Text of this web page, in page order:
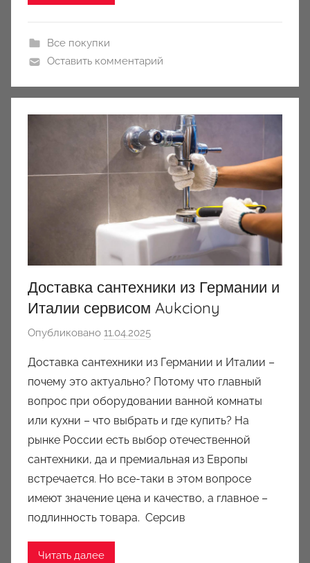
Все покупки
Оставить комментарий
Доставка сантехники из Германии и
Италии сервисом Aukciony
Опубликовано 11.04.2025
т
о
р
о
м
a
u
k
c
Доставка сантехники из Германии и Италии –
почему это актуально? Потому что главный
вопрос при оборудовании ванной комнаты
или кухни – что выбрать и где купить? На
рынке России есть выбор отечественной
сантехники, да и премиальная из Европы
встречается. Но все-таки в этом вопросе
имеют значение цена и качество, а главное –
подлинность товара. Серсив
Читать далее